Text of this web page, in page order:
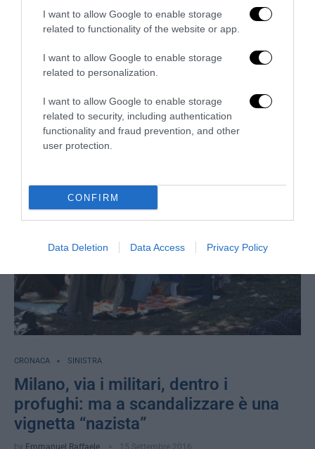
I want to allow Google to enable storage
related to functionality of the website or app.
I want to allow Google to enable storage
related to personalization.
I want to allow Google to enable storage
related to security, including authentication
functionality and fraud prevention, and other
user protection.
CONFIRM
Data Deletion Data Access Privacy Policy
Emmanuel Raffaele 7 Ottobre 2016
rassicurava: la caserma Montello (dalle parti di piazza
Firenze) diventerà un centro d’accoglienza, …
CRONACA SINISTRA
Milano, via i militari, dentro i
profughi: ma a scandalizzare è una
vignetta “nazista”
by Emmanuel Raffaele 15 Settembre 2016